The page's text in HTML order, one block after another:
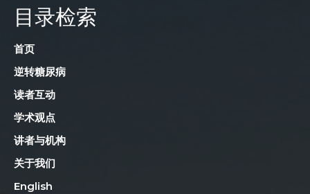
目录检索
首页
逆转糖尿病
读者互动
学术观点
讲者与机构
关于我们
English